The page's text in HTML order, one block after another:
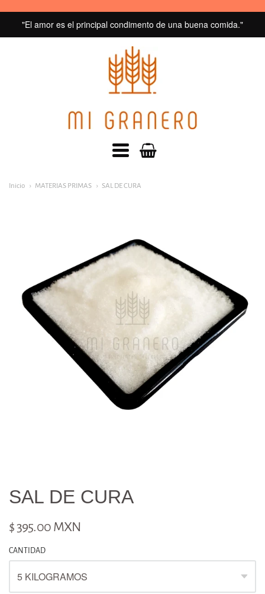
"El amor es el principal condimento de una buena comida."
Menú
Inicio MATERIAS PRIMAS SAL DE CURA
SAL DE CURA
$ 395.00 MXN
CANTIDAD